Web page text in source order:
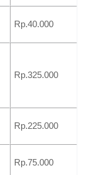
Rp.40.000
Rp.325.000
Rp.225.000
Rp.75.000